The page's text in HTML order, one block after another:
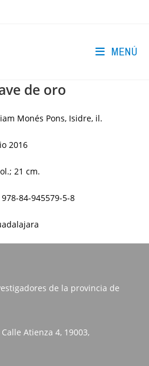
MENÚ
de oro
Monés Pons, Isidre, il.
2016
21 cm.
978-84-945579-5-8
de la provincia de
Atienza 4, 19003,